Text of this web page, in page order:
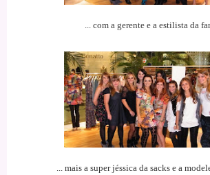
... com a gerente e a estilista da
... mais a super jéssica da sacks e a